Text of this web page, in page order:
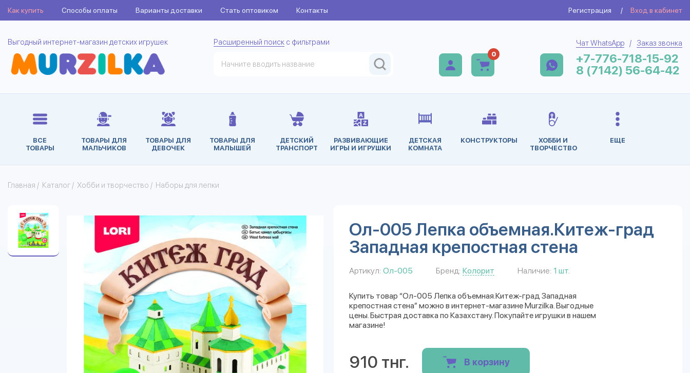
Как купить Способы оплаты Варианты доставки Стать оптовиком Контакты Регистрация / Вход в кабинет
Выгодный интернет-магазин детских игрушек Расширенный поиск с фильтрами
0
Чат WhatsApp / Заказ звонка
+7-776-718-15-92
8 (7142) 56-64-42
ВСЕ
ТОВАРЫ
ТОВАРЫ ДЛЯ
МАЛЬЧИКОВ
ТОВАРЫ ДЛЯ
ДЕВОЧЕК
ТОВАРЫ ДЛЯ
МАЛЫШЕЙ
ДЕТСКИЙ
ТРАНСПОРТ
РАЗВИВАЮЩИЕ
ИГРЫ И ИГРУШКИ
ДЕТСКАЯ
КОМНАТА
КОНСТРУКТОРЫ
ХОББИ И
ТВОРЧЕСТВО
ЕЩЕ
Главная / Каталог / Хобби и творчество / Наборы для лепки
Ол-005 Лепка объемная.Китеж-град
Западная крепостная стена
Артикул: Ол-005 Бренд: Колорит Наличие: 1 шт.
Купить товар “Ол-005 Лепка объемная.Китеж-град Западная
крепостная стена” можно в интернет-магазине Murzilka. Выгодные
цены. Быстрая доставка по Казахстану. Покупайте игрушки в нашем
магазине!
910 тнг. В корзину